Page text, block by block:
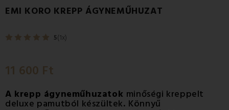
EMI KORO KREPP ÁGYNEMŰHUZAT
5(1x)
11 600 Ft
A krepp ágyneműhuzatok minőségi kreppelt
deluxe pamutból készültek. Könnyű